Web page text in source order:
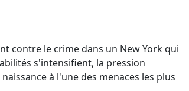
contre le crime dans un New York qui
s'intensifient, la pression
à l'une des menaces les plus